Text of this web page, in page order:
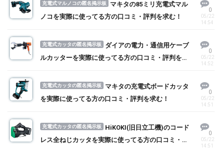
充電式マルノコの匿名掲示板
マキタの85ミリ充電式マル
ノコを実際に使ってる方の口コミ・評判を求む！
0
05/22
14:54
充電式カッタの匿名掲示板
ダイアの電力・通信用ケーブ
ルカッターを実際に使ってる方の口コミ・評判を求
0
05/22
14:52
充電式カッタの匿名掲示板
マキタの充電式ボードカッタ
を実際に使ってる方の口コミ・評判を求む！
0
05/22
14:51
充電式カッタの匿名掲示板
HiKOKI(旧日立工機)のコード
レス全ねじカッタを実際に使ってる方の口コミ・評
0
05/22
14:51